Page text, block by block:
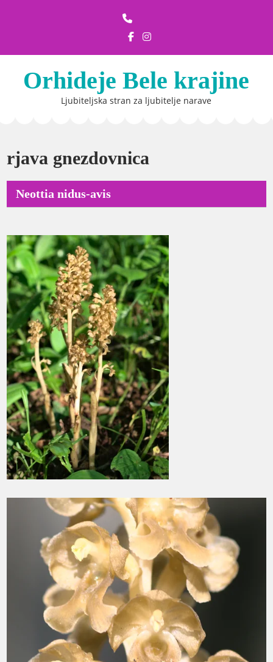
Orhideje Bele krajine
Ljubiteljska stran za ljubitelje narave
rjava gnezdovnica
Neottia nidus-avis